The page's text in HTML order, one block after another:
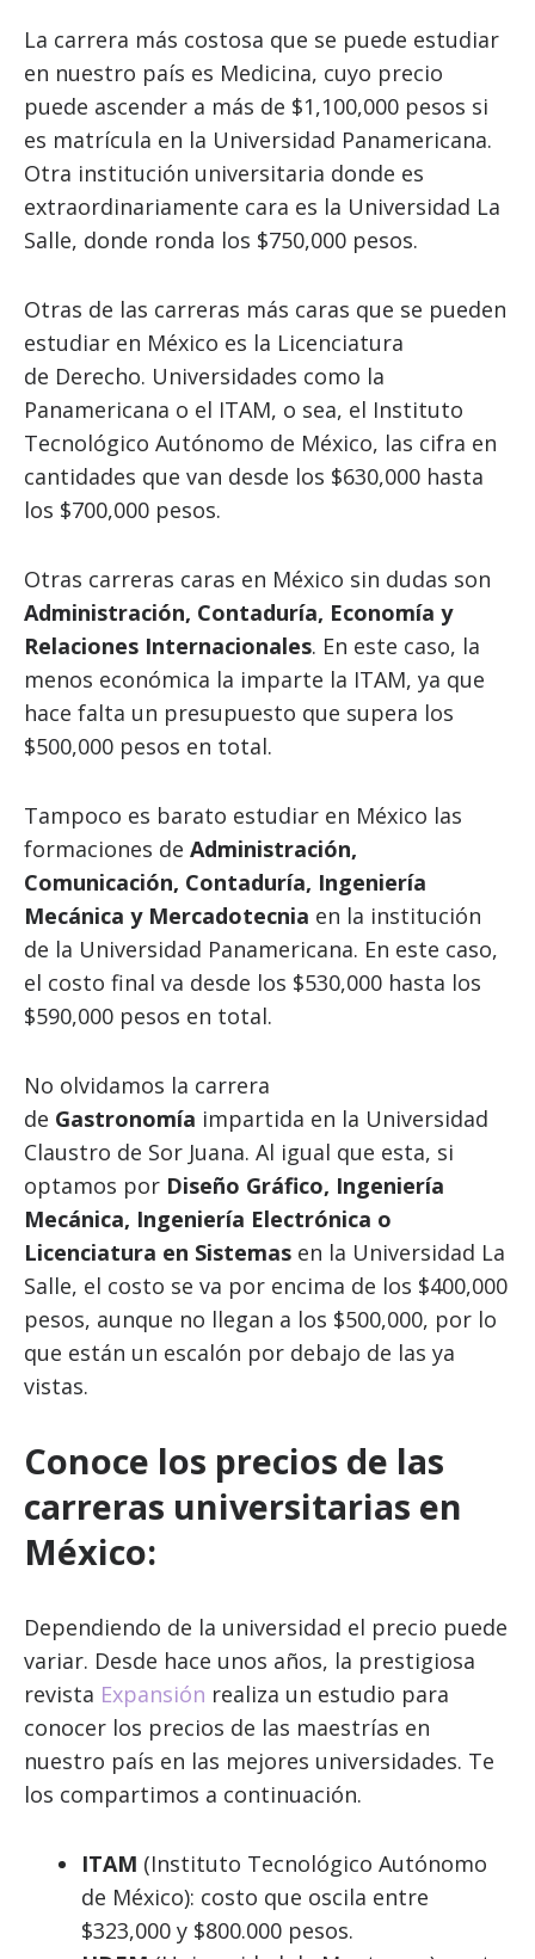
La carrera más costosa que se puede estudiar
en nuestro país es Medicina, cuyo precio
puede ascender a más de $1,100,000 pesos si
es matrícula en la Universidad Panamericana.
Otra institución universitaria donde es
extraordinariamente cara es la Universidad La
Salle, donde ronda los $750,000 pesos.
Otras de las carreras más caras que se pueden
estudiar en México es la Licenciatura
de Derecho. Universidades como la
Panamericana o el ITAM, o sea, el Instituto
Tecnológico Autónomo de México, las cifra en
cantidades que van desde los $630,000 hasta
los $700,000 pesos.
Otras carreras caras en México sin dudas son
Administración, Contaduría, Economía y
Relaciones Internacionales. En este caso, la
menos económica la imparte la ITAM, ya que
hace falta un presupuesto que supera los
$500,000 pesos en total.
Tampoco es barato estudiar en México las
formaciones de Administración,
Comunicación, Contaduría, Ingeniería
Mecánica y Mercadotecnia en la institución
de la Universidad Panamericana. En este caso,
el costo final va desde los $530,000 hasta los
$590,000 pesos en total.
No olvidamos la carrera
de Gastronomía impartida en la Universidad
Claustro de Sor Juana. Al igual que esta, si
optamos por Diseño Gráfico, Ingeniería
Mecánica, Ingeniería Electrónica o
Licenciatura en Sistemas en la Universidad La
Salle, el costo se va por encima de los $400,000
pesos, aunque no llegan a los $500,000, por lo
que están un escalón por debajo de las ya
vistas.
Conoce los precios de las
carreras universitarias en
México:
Dependiendo de la universidad el precio puede
variar. Desde hace unos años, la prestigiosa
revista Expansión realiza un estudio para
conocer los precios de las maestrías en
nuestro país en las mejores universidades. Te
los compartimos a continuación.
ITAM (Instituto Tecnológico Autónomo
de México): costo que oscila entre
$323,000 y $800.000 pesos.